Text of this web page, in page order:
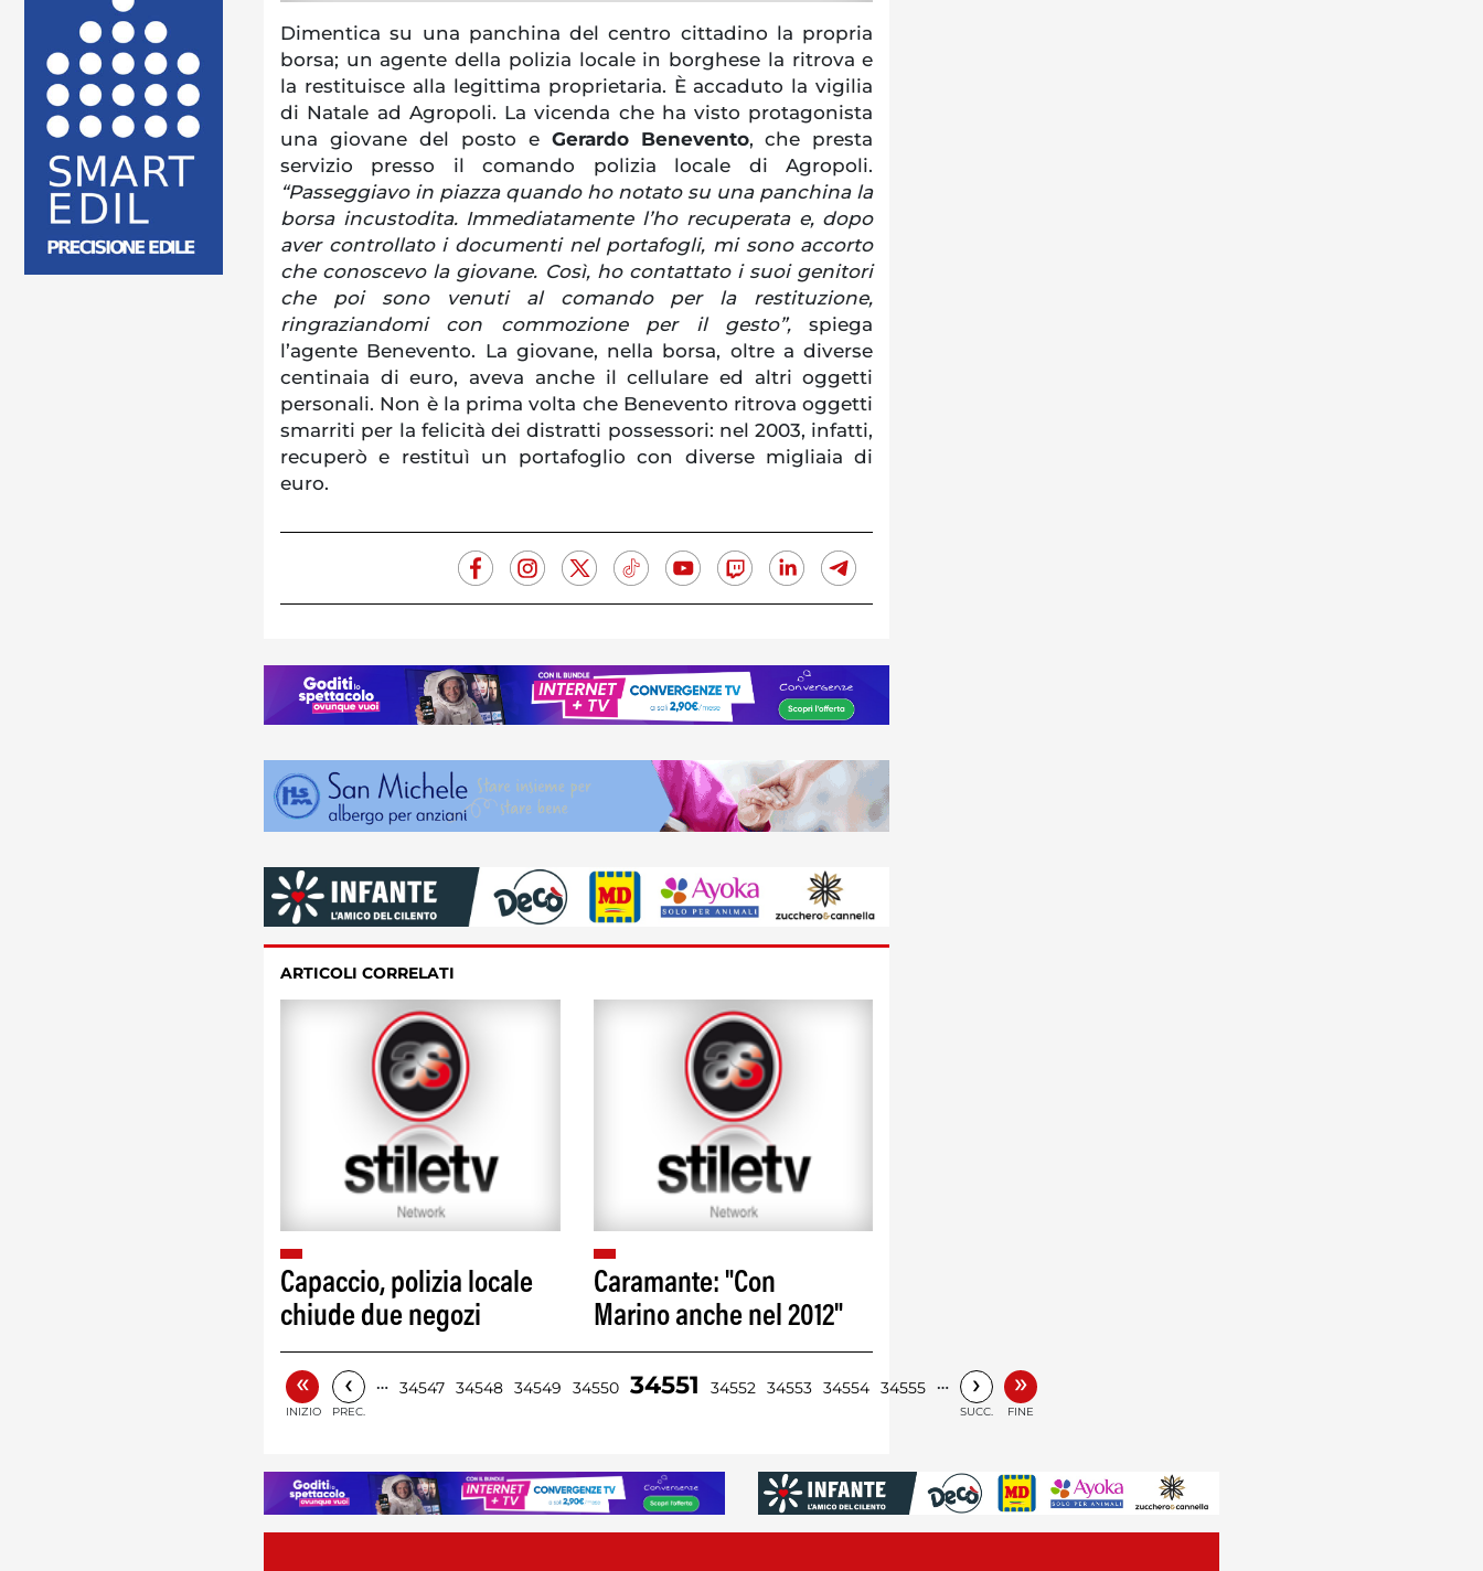
Dimentica su una panchina del centro cittadino la propria
borsa; un agente della polizia locale in borghese la ritrova e
la restituisce alla legittima proprietaria. È accaduto la vigilia
di Natale ad Agropoli. La vicenda che ha visto protagonista
una giovane del posto e Gerardo Benevento, che presta
servizio presso il comando polizia locale di Agropoli.
“Passeggiavo in piazza quando ho notato su una panchina la
borsa incustodita. Immediatamente l’ho recuperata e, dopo
aver controllato i documenti nel portafogli, mi sono accorto
che conoscevo la giovane. Così, ho contattato i suoi genitori
che poi sono venuti al comando per la restituzione,
ringraziandomi con commozione per il gesto”,spiega
l’agente Benevento. La giovane, nella borsa, oltre a diverse
centinaia di euro, aveva anche il cellulare ed altri oggetti
personali. Non è la prima volta che Benevento ritrova oggetti
smarriti per la felicità dei distratti possessori: nel 2003, infatti,
recuperò e restituì un portafoglio con diverse migliaia di
euro.
ARTICOLI CORRELATI
Capaccio, polizia locale
chiude due negozi
Caramante: "Con
Marino anche nel 2012"
«
INIZIO
‹
PREC.
… 34547 34548 34549 34550 34551 34552 34553 34554 34555 … ›
SUCC.
»
FINE